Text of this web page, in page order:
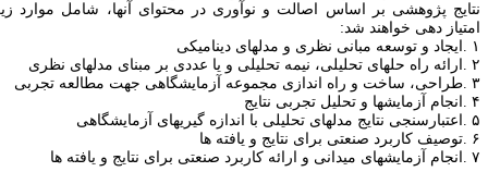
پژوهشی بر اساس اصالت و نوآوری در محتوای آنها، شامل موارد زیر
دهی خواهند شد:
.ایجاد و توسعه مبانی نظری و مدلهای دینامیکی
.ارائه راه حلهای تحلیلی، نیمه تحلیلی و یا عددی بر مبنای مدلهای نظری
.طراحی، ساخت و راه اندازی مجموعه آزمایشگاهی جهت مطالعه تجربی
.انجام آزمایشها و تحلیل تجربی نتایج
.اعتبارسنجی نتایج مدلهای تحلیلی با اندازه گیریهای آزمایشگاهی
.توصیف کاربرد صنعتی برای نتایج و یافته ها
.انجام آزمایشهای میدانی و ارائه کاربرد صنعتی برای نتایج و یافته ها